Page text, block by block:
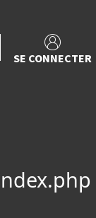
SE CONNECTER